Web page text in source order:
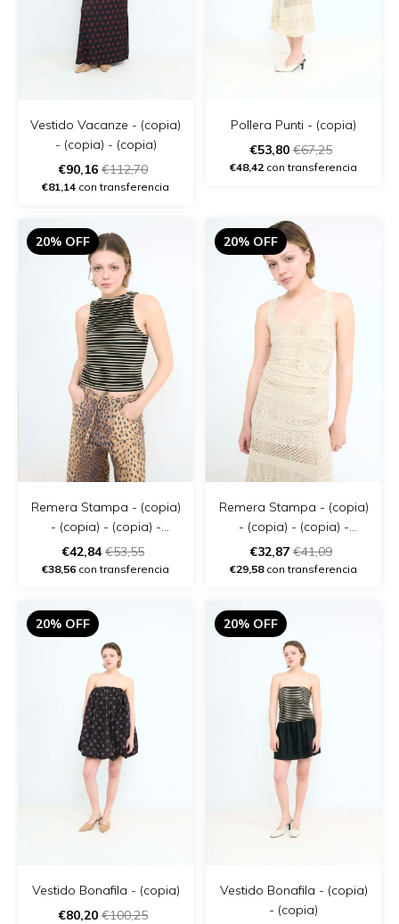
Vestido Vacanze - (copia)
- (copia) - (copia)
€90,16 €112,70
€81,14 con transferencia
Pollera Punti - (copia)
€53,80 €67,25
€48,42 con transferencia
20% OFF
Remera Stampa - (copia)
- (copia) - (copia) -
(copia) - (copia)
€42,84€53,55
€38,56 con transferencia
20% OFF
Remera Stampa - (copia)
- (copia) - (copia) -
(copia) - (copia) - (copia)
€32,87 €41,09
€29,58con transferencia
20% OFF
Vestido Bonafila - (copia)
€80,20 €100,25
20% OFF
Vestido Bonafila - (copia)
- (copia)